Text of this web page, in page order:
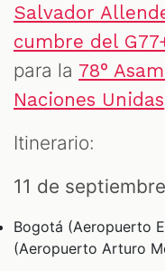
Salvador
cumbre del
para la 78°
Naciones Unidas
Itinerario:
11 de septiembre
Bogotá (Aeropuerto
(Aeropuerto Arturo